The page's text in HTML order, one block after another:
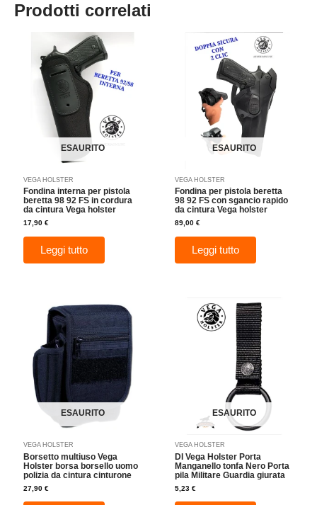
Prodotti correlati
ESAURITO
VEGA HOLSTER
Fondina interna per pistola
beretta 98 92 FS in cordura
da cintura Vega holster
17,90€
Leggi tutto
ESAURITO
VEGA HOLSTER
Fondina per pistola beretta
98 92 FS con sgancio rapido
da cintura Vega holster
89,00€
Leggi tutto
ESAURITO
VEGA HOLSTER
Borsetto multiuso Vega
Holster borsa borsello uomo
polizia da cintura cinturone
27,90€
ESAURITO
VEGA HOLSTER
DI Vega Holster Porta
Manganello tonfa Nero Porta
pila Militare Guardia giurata
5,23€